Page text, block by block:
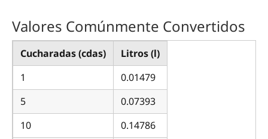
Valores Comúnmente Convertidos
Cucharadas (cdas)
Litros (l)
1
0.01479
5
0.07393
10
0.14786